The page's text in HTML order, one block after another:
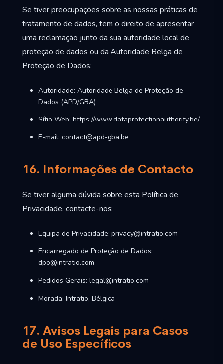
Se tiver preocupações sobre as nossas práticas de
tratamento de dados, tem o direito de apresentar
uma reclamação junto da sua autoridade local de
proteção de dados ou da Autoridade Belga de
Proteção de Dados:
Autoridade: Autoridade Belga de Proteção de
Dados (APD/GBA)
Sítio Web: https://www.dataprotectionauthority.be/
E-mail: contact@apd-gba.be
16. Informações de Contacto
Se tiver alguma dúvida sobre esta Política de
Privacidade, contacte-nos:
Equipa de Privacidade: privacy@intratio.com
Encarregado de Proteção de Dados:
dpo@intratio.com
Pedidos Gerais: legal@intratio.com
Morada: Intratio, Bélgica
17. Avisos Legais para Casos
de Uso Específicos